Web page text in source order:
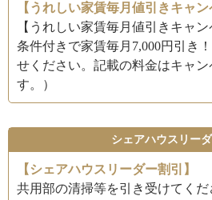
【うれしい家賃毎月値引きキャン
【うれしい家賃毎月値引きキャン
条件付きで家賃毎月7,000円引き
せください。記載の料金はキャ
す。）
シェアハウスリー
【シェアハウスリーダー割引】
共用部の清掃等を引き受けてくだ